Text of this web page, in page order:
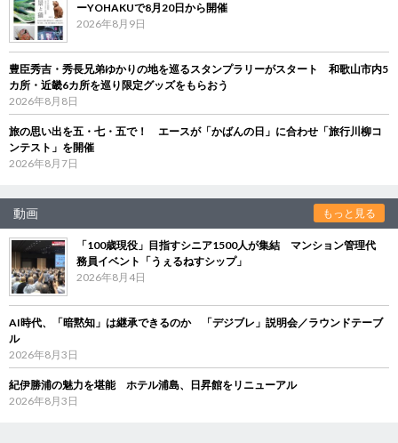
ーYOHAKUで8月20日から開催
2026年8月9日
豊臣秀吉・秀長兄弟ゆかりの地を巡るスタンプラリーがスタート 和歌山市内5
カ所・近畿6カ所を巡り限定グッズをもらおう
2026年8月8日
旅の思い出を五・七・五で！ エースが「かばんの日」に合わせ「旅行川柳コ
ンテスト」を開催
2026年8月7日
動画 もっと見る
「100歳現役」目指すシニア1500人が集結 マンション管理代
務員イベント「うぇるねすシップ」
2026年8月4日
AI時代、「暗黙知」は継承できるのか 「デジブレ」説明会／ラウンドテーブ
ル
2026年8月3日
紀伊勝浦の魅力を堪能 ホテル浦島、日昇館をリニューアル
2026年8月3日